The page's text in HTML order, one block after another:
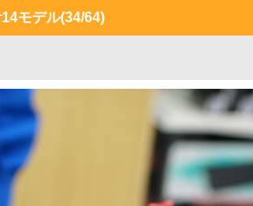
モデル(34/64)